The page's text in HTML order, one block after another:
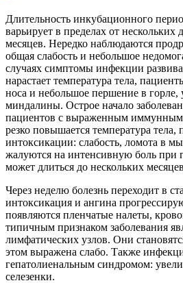
Длительность инкубационного
варьирует в пределах от нескольких
месяцев. Нередко наблюдаются
общая слабость и небольшое
случаях симптомы инфекции
нарастает температура тела,
носа и небольшое першение в горле,
миндалины. Острое начало
пациентов с выраженным
резко повышается температура тела,
интоксикации: слабость, ломота в
жалуются на интенсивную боль при
может длиться до нескольких
Через неделю болезнь переходит в
интоксикация и ангина
появляются пленчатые налеты,
типичным признаком заболевания
лимфатических узлов. Они
этом выражена слабо. Также
гепатолиенальным синдромом:
селезенки.